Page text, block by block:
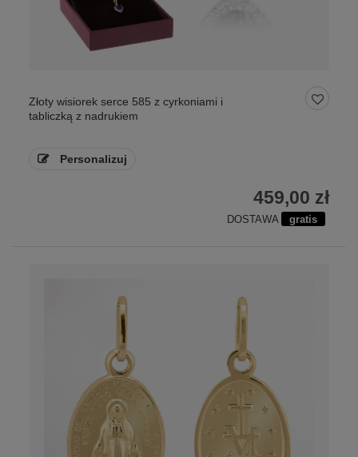
Złoty wisiorek serce 585 z cyrkoniami i
tabliczką z nadrukiem
Personalizuj
459,00 zł
DOSTAWA gratis